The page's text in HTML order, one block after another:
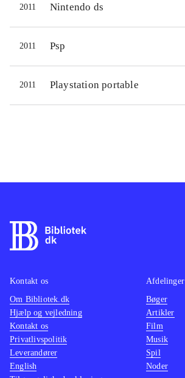
2011 Nintendo ds
2011 Psp
2011 Playstation portable
Kontakt os
Om Bibliotek.dk
Hjælp og vejledning
Kontakt os
Privatlivspolitik
Leverandører
English
Afdelinger
Bøger
Artikler
Film
Musik
Spil
Noder